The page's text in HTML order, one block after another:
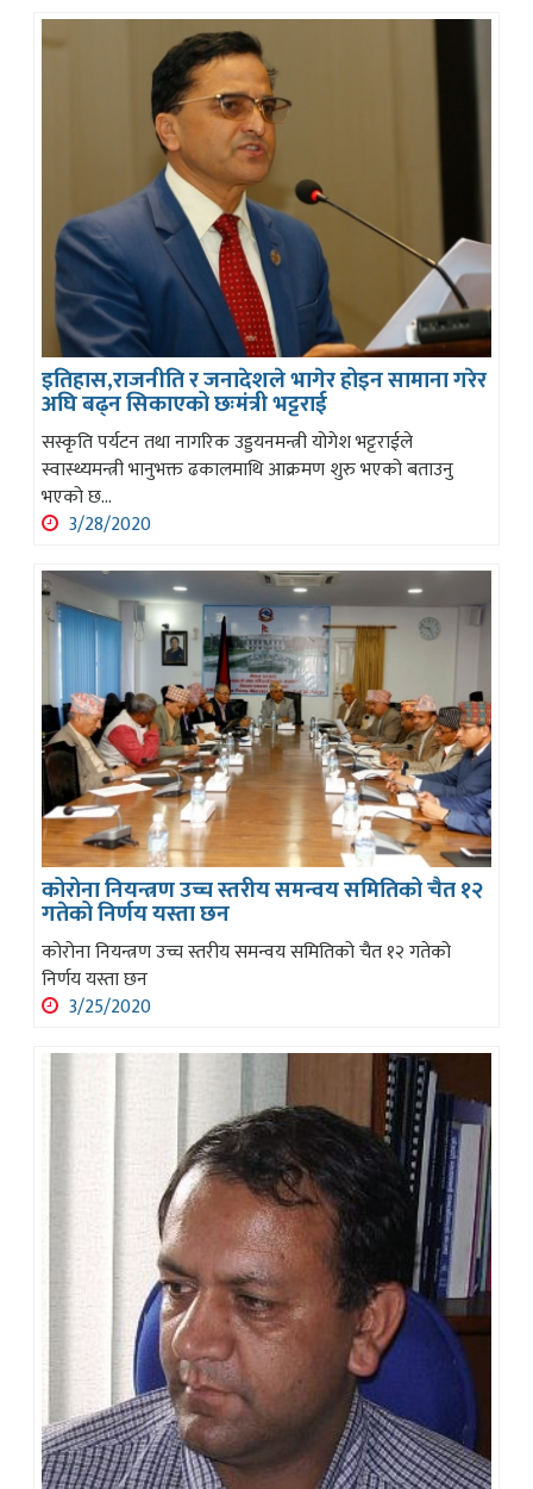
इतिहास,राजनीति र जनादेशले भागेर होइन सामाना गरेर
अघि बढ्न सिकाएको छःमंत्री भट्टराई
सस्कृति पर्यटन तथा नागरिक उड्डयनमन्त्री योगेश भट्टराईले
स्वास्थ्यमन्त्री भानुभक्त ढकालमाथि आक्रमण शुरु भएको बताउनु
भएको छ...
3/28/2020
कोरोना नियन्त्रण उच्च स्तरीय समन्वय समितिको चैत १२
गतेको निर्णय यस्ता छन
कोरोना नियन्त्रण उच्च स्तरीय समन्वय समितिको चैत १२ गतेको
निर्णय यस्ता छन
3/25/2020